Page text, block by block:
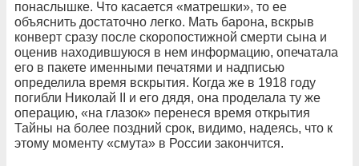
понаслышке. Что касается «матрешки», то ее
объяснить достаточно легко. Мать барона, вскрыв
конверт сразу после скоропостижной смерти сына и
оценив находившуюся в нем информацию, опечатала
его в пакете именными печатями и надписью
определила время вскрытия. Когда же в 1918 году
погибли Николай II и его дядя, она проделала ту же
операцию, «на глазок» перенеся время открытия
Тайны на более поздний срок, видимо, надеясь, что к
этому моменту «смута» в России закончится.